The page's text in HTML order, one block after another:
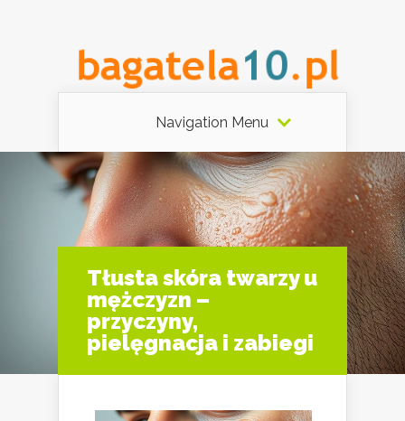
Navigation Menu
Tłusta skóra twarzy u
mężczyzn –
przyczyny,
pielęgnacja i zabiegi